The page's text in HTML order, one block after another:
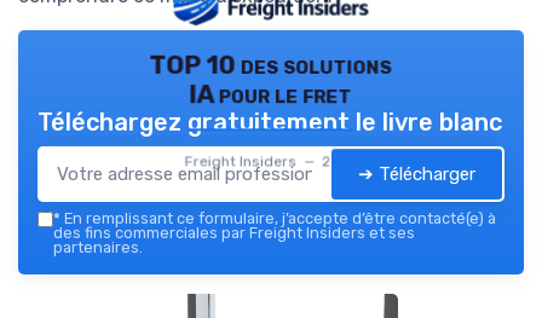
TOP 10 des solutions
IA pour le fret
Freight Insiders — 2026
Téléchargez gratuitement le livre blanc
➔ Télécharger
* En remplissant ce formulaire, j’accepte d’être contacté(e) à
des fins commerciales par Freight Insiders et ses
partenaires.